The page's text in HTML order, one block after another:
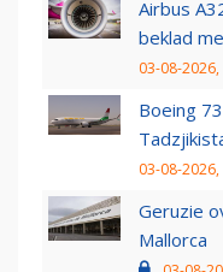
Airbus
beklad
03-08-
Boeing
03-08-
Geruzie
Mallorca